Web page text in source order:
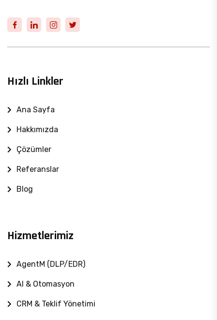
Hızlı Linkler
Ana Sayfa
Hakkımızda
Çözümler
Referanslar
Blog
Hizmetlerimiz
AgentM (DLP/EDR)
AI & Otomasyon
CRM & Teklif Yönetimi